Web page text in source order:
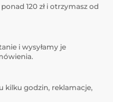
120 zł i otrzymasz od
i wysyłamy je
kilku godzin, reklamacje,